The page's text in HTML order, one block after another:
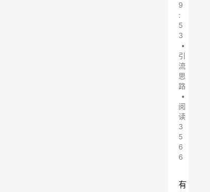
9
:
5
3
•
引
流
思
路
•
阅
读
3
5
6
6
有